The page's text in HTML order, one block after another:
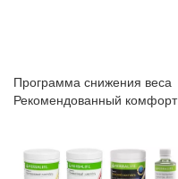
Программа снижения веса
Рекомендованный комфорт